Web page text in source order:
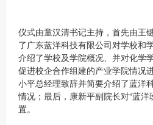
仪式由童汉清书记主持，首先由王
了广东蓝洋科技有限公司对学校和
介绍了学校及学院概况、并对化学
促进校企合作组建的产业学院情况
小平总经理致辞并简要介绍了蓝洋
情况；最后，康新平副院长对“蓝
置。